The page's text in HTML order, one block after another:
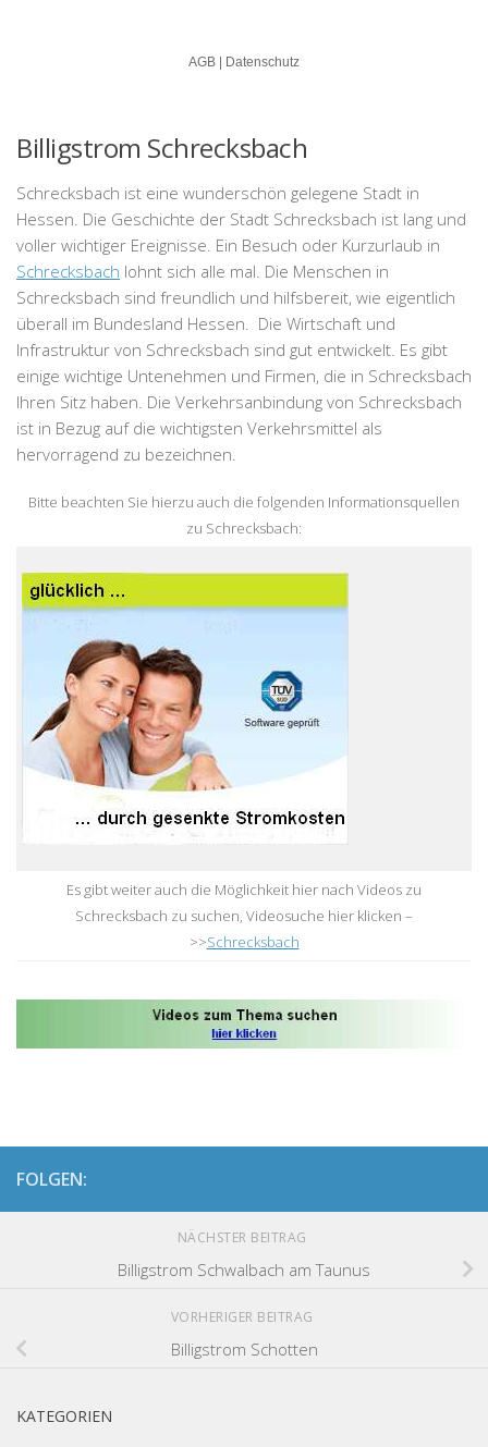
Billigstrom Schrecksbach
Schrecksbach ist eine wunderschön gelegene Stadt in
Hessen. Die Geschichte der Stadt Schrecksbach ist lang und
voller wichtiger Ereignisse. Ein Besuch oder Kurzurlaub in
Schrecksbach lohnt sich alle mal. Die Menschen in
Schrecksbach sind freundlich und hilfsbereit, wie eigentlich
überall im Bundesland Hessen. Die Wirtschaft und
Infrastruktur von Schrecksbach sind gut entwickelt. Es gibt
einige wichtige Untenehmen und Firmen, die in Schrecksbach
Ihren Sitz haben. Die Verkehrsanbindung von Schrecksbach
ist in Bezug auf die wichtigsten Verkehrsmittel als
hervorragend zu bezeichnen.
Bitte beachten Sie hierzu auch die folgenden Informationsquellen
zu Schrecksbach:
Es gibt weiter auch die Möglichkeit hier nach Videos zu
Schrecksbach zu suchen, Videosuche hier klicken –
>>Schrecksbach
FOLGEN:
NÄCHSTER BEITRAG
Billigstrom Schwalbach am Taunus
VORHERIGER BEITRAG
Billigstrom Schotten
KATEGORIEN